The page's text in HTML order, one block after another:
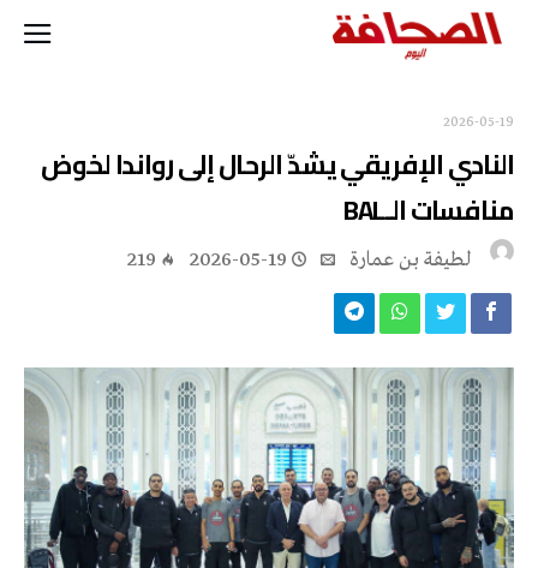
2026-05-19
النادي الإفريقي يشدّ الرحال إلى رواندا لخوض
منافسات الـBAL
لطيفة بن عمارة 2026-05-19
219